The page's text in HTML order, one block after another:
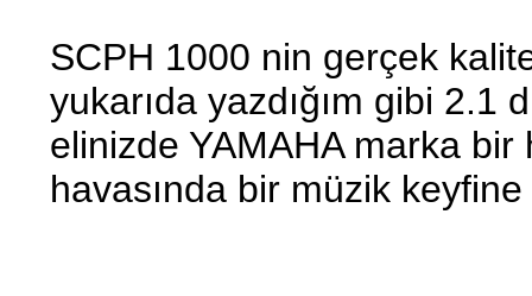
SCPH 1000 nin gerçek
yukarıda yazdığım gibi
elinizde YAMAHA marka
havasında bir müzik keyfine